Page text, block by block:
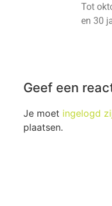
Tot
en 30
Geef een
Je moet ingelogd
plaatsen.